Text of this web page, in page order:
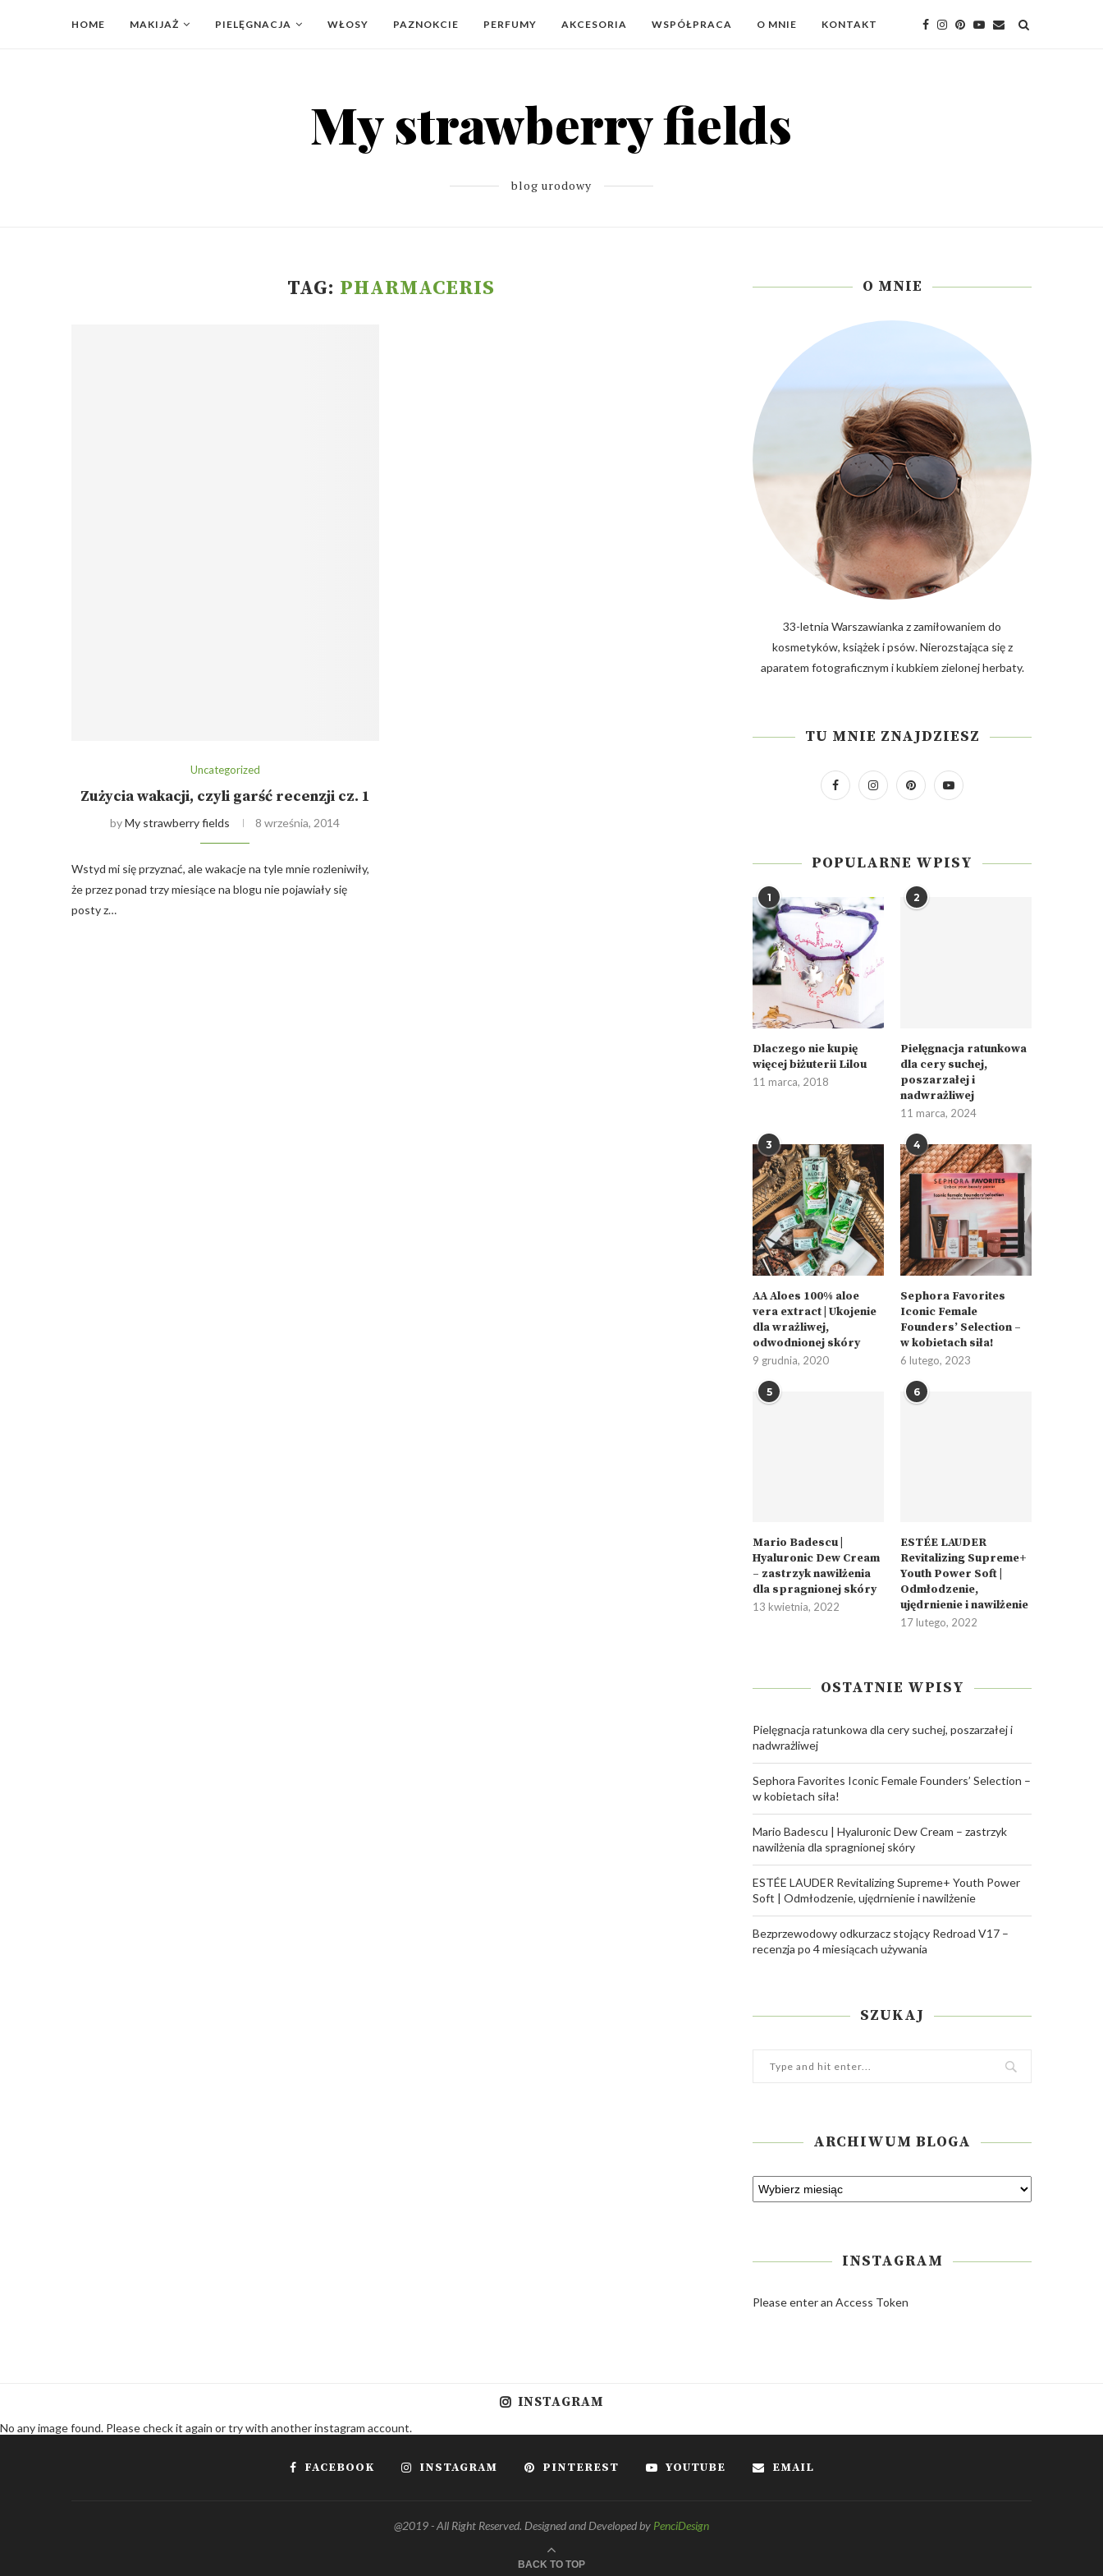
HOME MAKIJAŻ PIELĘGNACJA WŁOSY PAZNOKCIE PERFUMY AKCESORIA WSPÓŁPRACA O MNIE KONTAKT
blog urodowy
TAG: PHARMACERIS
Uncategorized
Zużycia wakacji, czyli garść recenzji cz. 1
byMy strawberry fields 8 września, 2014
Wstyd mi się przyznać, ale wakacje na tyle mnie rozleniwiły,
że przez ponad trzy miesiące na blogu nie pojawiały się
posty z…
O MNIE
33-letnia Warszawianka z zamiłowaniem do
kosmetyków, książek i psów. Nierozstająca się z
aparatem fotograficznym i kubkiem zielonej herbaty.
TU MNIE ZNAJDZIESZ
POPULARNE WPISY
1
Dlaczego nie kupię
więcej biżuterii Lilou
11 marca, 2018
2
Pielęgnacja ratunkowa
dla cery suchej,
poszarzałej i
nadwrażliwej
11 marca, 2024
3
AA Aloes 100% aloe
vera extract | Ukojenie
dla wrażliwej,
odwodnionej skóry
9 grudnia, 2020
4
Sephora Favorites
Iconic Female
Founders’ Selection –
w kobietach siła!
6 lutego, 2023
5
Mario Badescu |
Hyaluronic Dew Cream
– zastrzyk nawilżenia
dla spragnionej skóry
13 kwietnia, 2022
6
ESTÉE LAUDER
Revitalizing Supreme+
Youth Power Soft |
Odmłodzenie,
ujędrnienie i nawilżenie
17 lutego, 2022
OSTATNIE WPISY
Pielęgnacja ratunkowa dla cery suchej, poszarzałej i
nadwrażliwej
Sephora Favorites Iconic Female Founders’ Selection –
w kobietach siła!
Mario Badescu | Hyaluronic Dew Cream – zastrzyk
nawilżenia dla spragnionej skóry
ESTÉE LAUDER Revitalizing Supreme+ Youth Power
Soft | Odmłodzenie, ujędrnienie i nawilżenie
Bezprzewodowy odkurzacz stojący Redroad V17 –
recenzja po 4 miesiącach używania
SZUKAJ
ARCHIWUM BLOGA
INSTAGRAM
Please enter an Access Token
INSTAGRAM
No any image found. Please check it again or try with another instagram account.
FACEBOOK INSTAGRAM PINTEREST YOUTUBE EMAIL
@2019 - All Right Reserved. Designed and Developed by PenciDesign
BACK TO TOP